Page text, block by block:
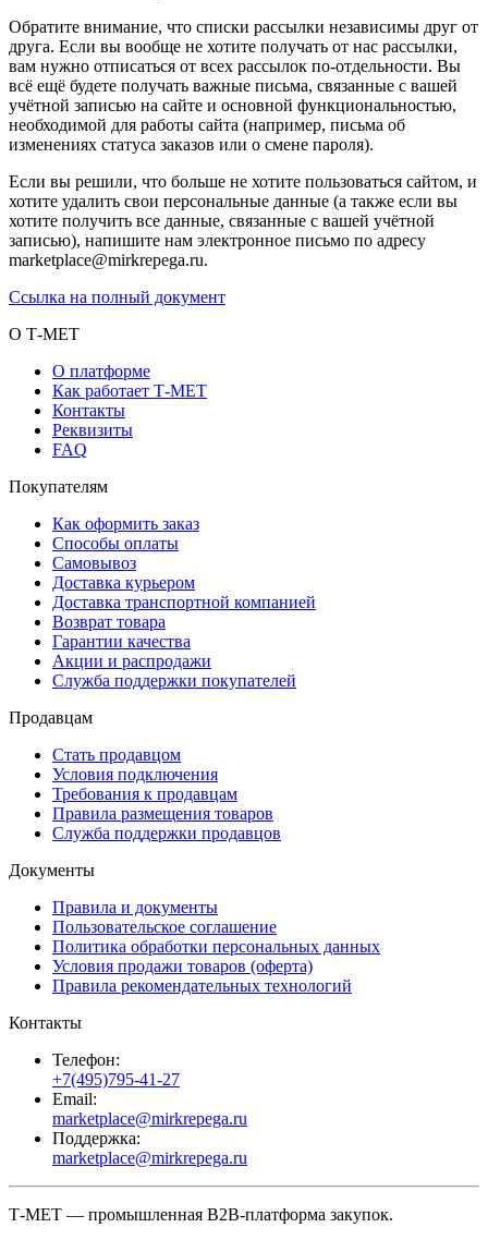
Обратите внимание, что списки рассылки независимы друг от
друга. Если вы вообще не хотите получать от нас рассылки,
вам нужно отписаться от всех рассылок по-отдельности. Вы
всё ещё будете получать важные письма, связанные с вашей
учётной записью на сайте и основной функциональностью,
необходимой для работы сайта (например, письма об
изменениях статуса заказов или о смене пароля).
Если вы решили, что больше не хотите пользоваться сайтом, и
хотите удалить свои персональные данные (а также если вы
хотите получить все данные, связанные с вашей учётной
записью), напишите нам электронное письмо по адресу
marketplace@mirkrepega.ru.
Ссылка на полный документ
О Т-МЕТ
О платформе
Как работает Т-МЕТ
Контакты
Реквизиты
FAQ
Покупателям
Как оформить заказ
Способы оплаты
Самовывоз
Доставка курьером
Доставка транспортной компанией
Возврат товара
Гарантии качества
Акции и распродажи
Служба поддержки покупателей
Продавцам
Стать продавцом
Условия подключения
Требования к продавцам
Правила размещения товаров
Служба поддержки продавцов
Документы
Правила и документы
Пользовательское соглашение
Политика обработки персональных данных
Условия продажи товаров (оферта)
Правила рекомендательных технологий
Контакты
Телефон:
+7(495)795-41-27
Email:
marketplace@mirkrepega.ru
Поддержка:
marketplace@mirkrepega.ru
Т-МЕТ — промышленная B2B-платформа закупок.